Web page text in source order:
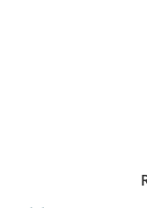
Table magnetice
Electronice si
Adaptoare de